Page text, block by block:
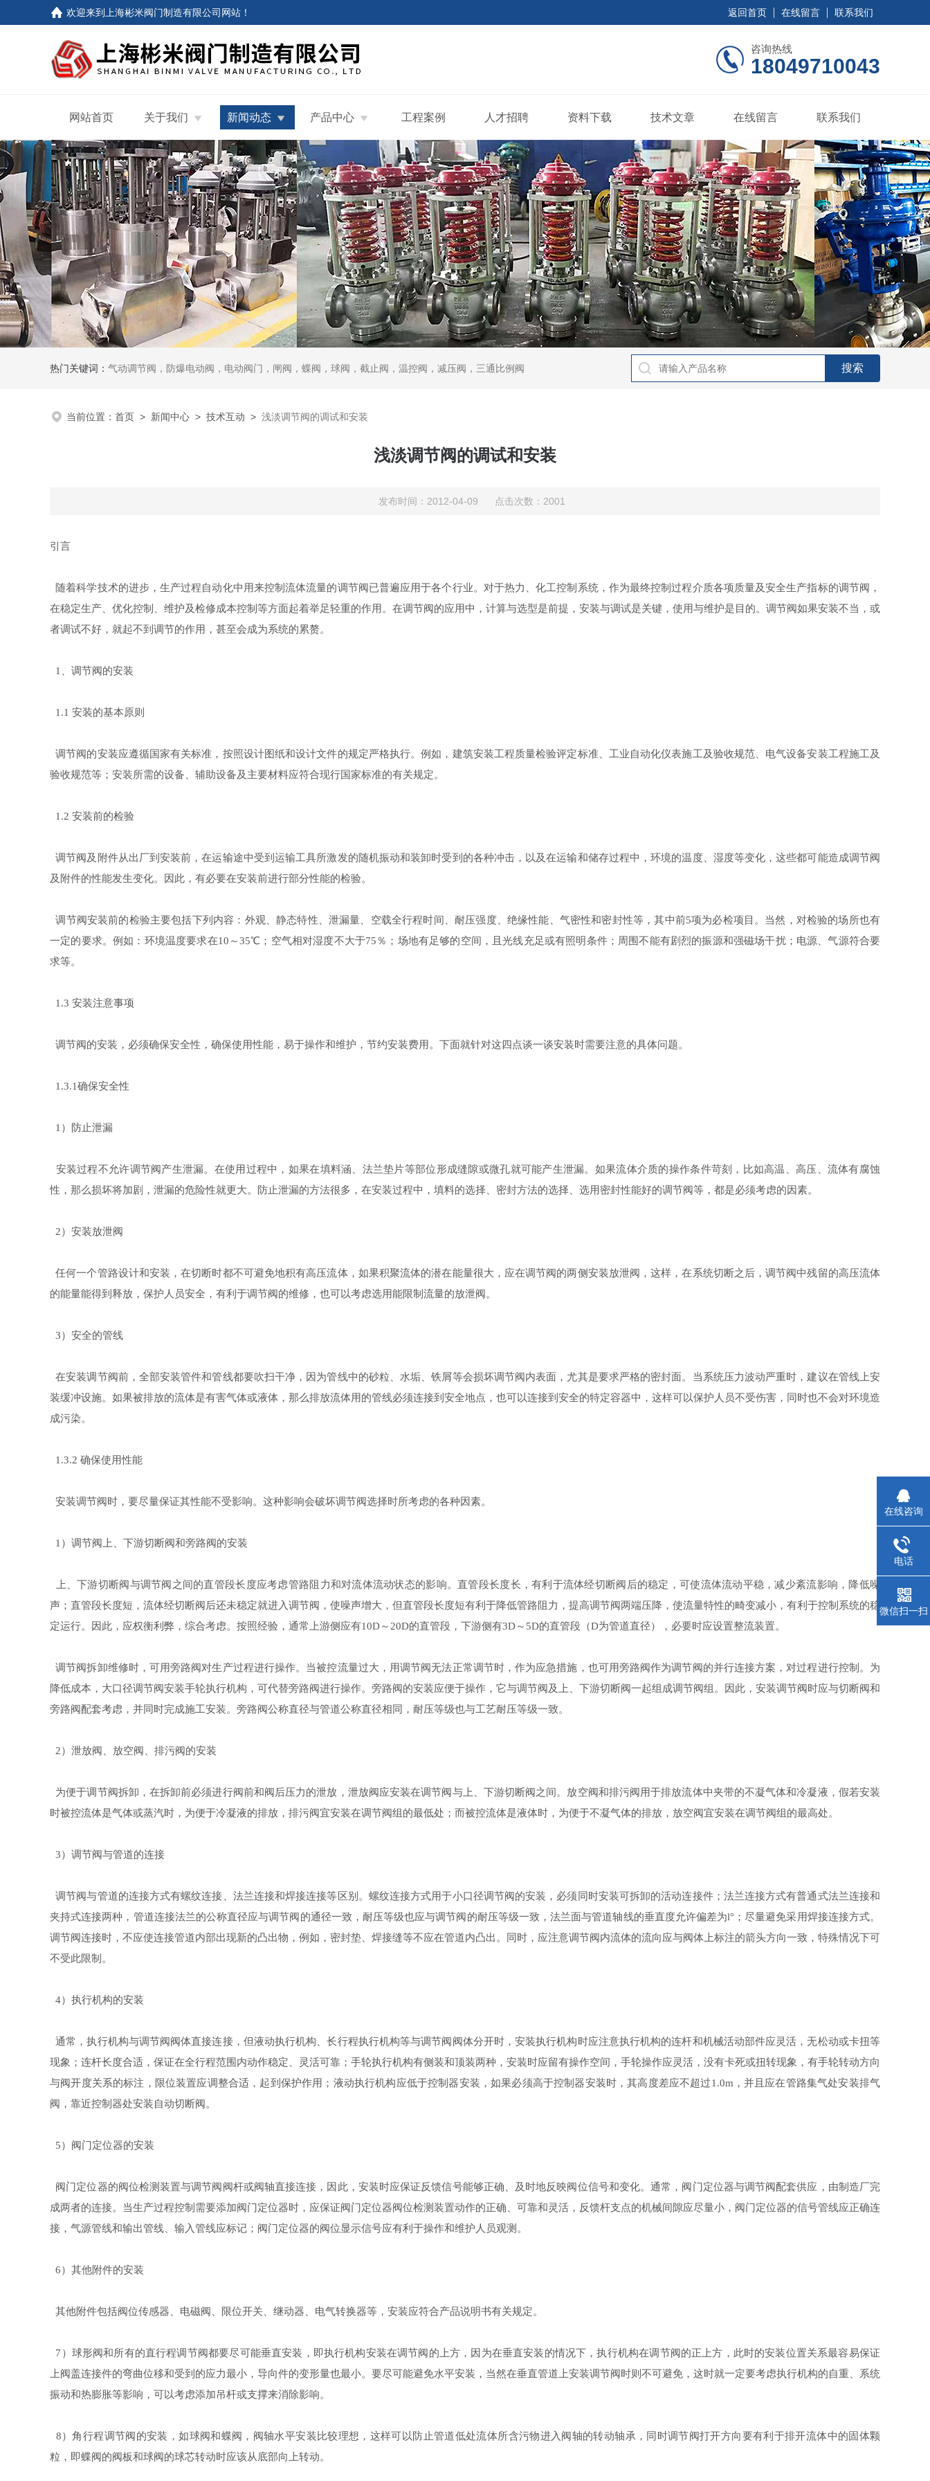
欢迎来到 上海彬米阀门制造有限公司网站 ！ 返回首页 在线留言 联系我们
咨询热线
18049710043
网站首页 关于我们 新闻动态 产品中心 工程案例 人才招聘 资料下载 技术文章 在线留言 联系我们
热门关键词： 气动调节阀，防爆电动阀，电动阀门，闸阀，蝶阀，球阀，截止阀，温控阀，减压阀，三通比例阀
当前位置： 首页 > 新闻中心 > 技术互动 > 浅淡调节阀的调试和安装
浅淡调节阀的调试和安装
发布时间：2012-04-09 点击次数：2001
引言
随着科学技术的进步，生产过程自动化中用来控制流体流量的调节阀已普遍应用于各个行业。对于热力、化工控制系统，作为最终控制过程介质各项质量及安全生产指标的调节阀，
在稳定生产、优化控制、维护及检修成本控制等方面起着举足轻重的作用。在调节阀的应用中，计算与选型是前提，安装与调试是关键，使用与维护是目的。调节阀如果安装不当，或
者调试不好，就起不到调节的作用，甚至会成为系统的累赘。
1 、调节阀的安装
1.1 安装的基本原则
调节阀的安装应遵循国家有关标准，按照设计图纸和设计文件的规定严格执行。例如，建筑安装工程质量检验评定标准、工业自动化仪表施工及验收规范、电气设备安装工程施工及
验收规范等；安装所需的设备、辅助设备及主要材料应符合现行国家标准的有关规定。
1.2 安装前的检验
调节阀及附件从出厂到安装前，在运输途中受到运输工具所激发的随机振动和装卸时受到的各种冲击，以及在运输和储存过程中，环境的温度、湿度等变化，这些都可能造成调节阀
及附件的性能发生变化。因此，有必要在安装前进行部分性能的检验。
调节阀安装前的检验主要包括下列内容：外观、静态特性、泄漏量、空载全行程时间、耐压强度、绝缘性能、气密性和密封性等，其中前5项为必检项目。当然，对检验的场所也有
一定的要求。例如：环境温度要求在10 ～35℃ ；空气相对湿度不大于75 ％；场地有足够的空间，且光线充足或有照明条件；周围不能有剧烈的振源和强磁场干扰；电源、气源符合要
求等。
1.3 安装注意事项
调节阀的安装，必须确保安全性，确保使用性能，易于操作和维护，节约安装费用。下面就针对这四点谈一谈安装时需要注意的具体问题。
1.3.1确保安全性
1 ）防止泄漏
安装过程不允许调节阀产生泄漏。在使用过程中，如果在填料涵、法兰垫片等部位形成缝隙或微孔就可能产生泄漏。如果流体介质的操作条件苛刻，比如高温、高压、流体有腐蚀
性，那么损坏将加剧，泄漏的危险性就更大。防止泄漏的方法很多，在安装过程中，填料的选择、密封方法的选择、选用密封性能好的调节阀等，都是必须考虑的因素。
2）安装放泄阀
任何一个管路设计和安装，在切断时都不可避免地积有高压流体，如果积聚流体的潜在能量很大，应在调节阀的两侧安装放泄阀，这样，在系统切断之后，调节阀中残留的高压流体
的能量能得到释放，保护人员安全，有利于调节阀的维修，也可以考虑选用能限制流量的放泄阀。
3）安全的管线
在安装调节阀前，全部安装管件和管线都要吹扫干净，因为管线中的砂粒、水垢、铁屑等会损坏调节阀内表面，尤其是要求严格的密封面。当系统压力波动严重时，建议在管线上安
装缓冲设施。如果被排放的流体是有害气体或液体，那么排放流体用的管线必须连接到安全地点，也可以连接到安全的特定容器中，这样可以保护人员不受伤害，同时也不会对环境造
成污染。
1.3.2 确保使用性能
安装调节阀时，要尽量保证其性能不受影响。这种影响会破坏调节阀选择时所考虑的各种因素。
1 ）调节阀上、下游切断阀和旁路阀的安装
上、下游切断阀与调节阀之间的直管段长度应考虑管路阻力和对流体流动状态的影响。直管段长度长，有利于流体经切断阀后的稳定，可使流体流动平稳，减少紊流影响，降低噪
声；直管段长度短，流体经切断阀后还未稳定就进入调节阀，使噪声增大，但直管段长度短有利于降低管路阻力，提高调节阀两端压降，使流量特性的畸变减小，有利于控制系统的稳
定运行。因此，应权衡利弊，综合考虑。按照经验，通常上游侧应有10D～ 20D的直管段，下游侧有3D～ 5D的直管段（D为管道直径），必要时应设置整流装置。
调节阀拆卸维修时，可用旁路阀对生产过程进行操作。当被控流量过大，用调节阀无法正常调节时，作为应急措施，也可用旁路阀作为调节阀的并行连接方案，对过程进行控制。为
降低成本，大口径调节阀安装手轮执行机构，可代替旁路阀进行操作。旁路阀的安装应便于操作，它与调节阀及上、下游切断阀一起组成调节阀组。因此，安装调节阀时应与切断阀和
旁路阀配套考虑，并同时完成施工安装。旁路阀公称直径与管道公称直径相同，耐压等级也与工艺耐压等级一致。
2）泄放阀、放空阀、排污阀的安装
为便于调节阀拆卸，在拆卸前必须进行阀前和阀后压力的泄放，泄放阀应安装在调节阀与上、下游切断阀之间。放空阀和排污阀用于排放流体中夹带的不凝气体和冷凝液，假若安装
时被控流体是气体或蒸汽时，为便于冷凝液的排放，排污阀宜安装在调节阀组的最低处；而被控流体是液体时，为便于不凝气体的排放，放空阀宜安装在调节阀组的最高处。
3）调节阀与管道的连接
调节阀与管道的连接方式有螺纹连接、法兰连接和焊接连接等区别。螺纹连接方式用于小口径调节阀的安装，必须同时安装可拆卸的活动连接件；法兰连接方式有普通式法兰连接和
夹持式连接两种，管道连接法兰的公称直径应与调节阀的通径一致，耐压等级也应与调节阀的耐压等级一致，法兰面与管道轴线的垂直度允许偏差为l° ；尽量避免采用焊接连接方式。
调节阀连接时，不应使连接管道内部出现新的凸出物，例如，密封垫、焊接缝等不应在管道内凸出。同时，应注意调节阀内流体的流向应与阀体上标注的箭头方向一致，特殊情况下可
不受此限制。
4）执行机构的安装
通常，执行机构与调节阀阀体直接连接，但液动执行机构、长行程执行机构等与调节阀阀体分开时，安装执行机构时应注意执行机构的连杆和机械活动部件应灵活，无松动或卡扭等
现象；连杆长度合适，保证在全行程范围内动作稳定、灵活可靠；手轮执行机构有侧装和顶装两种，安装时应留有操作空间，手轮操作应灵活，没有卡死或扭转现象，有手轮转动方向
与阀开度关系的标注，限位装置应调整合适，起到保护作用；液动执行机构应低于控制器安装，如果必须高于控制器安装时，其高度差应不超过1.0m ，并且应在管路集气处安装排气
阀，靠近控制器处安装自动切断阀。
5）阀门定位器的安装
阀门定位器的阀位检测装置与调节阀阀杆或阀轴直接连接，因此，安装时应保证反馈信号能够正确、及时地反映阀位信号和变化。通常，阀门定位器与调节阀配套供应，由制造厂完
成两者的连接。当生产过程控制需要添加阀门定位器时，应保证阀门定位器阀位检测装置动作的正确、可靠和灵活，反馈杆支点的机械间隙应尽量小，阀门定位器的信号管线应正确连
接，气源管线和输出管线、输入管线应标记；阀门定位器的阀位显示信号应有利于操作和维护人员观测。
6）其他附件的安装
其他附件包括阀位传感器、电磁阀、限位开关、继动器、电气转换器等，安装应符合产品说明书有关规定。
7 ）球形阀和所有的直行程调节阀都要尽可能垂直安装，即执行机构安装在调节阀的上方，因为在垂直安装的情况下，执行机构在调节阀的正上方，此时的安装位置关系最容易保证
上阀盖连接件的弯曲位移和受到的应力最小，导向件的变形量也最小。要尽可能避免水平安装，当然在垂直管道上安装调节阀时则不可避免，这时就一定要考虑执行机构的自重、系统
振动和热膨胀等影响，可以考虑添加吊杆或支撑来消除影响。
8）角行程调节阀的安装，如球阀和蝶阀，阀轴水平安装比较理想，这样可以防止管道低处流体所含污物进入阀轴的转动轴承，同时调节阀打开方向要有利于排开流体中的固体颗
粒，即蝶阀的阀板和球阀的球芯转动时应该从底部向上转动。
在线咨询
电话
微信扫一扫